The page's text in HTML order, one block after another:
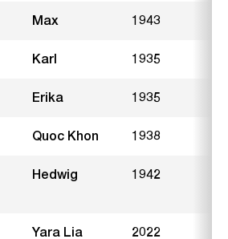
Max 1943
Karl 1935
Erika 1935
Quoc Khon 1938
Hedwig 1942
Yara Lia 2022